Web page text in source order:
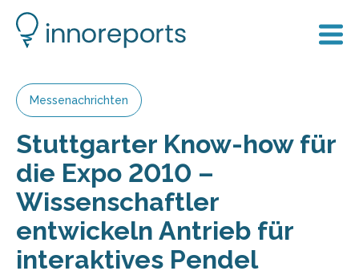
Messenachrichten
Stuttgarter Know-how für
die Expo 2010 –
Wissenschaftler
entwickeln Antrieb für
interaktives Pendel